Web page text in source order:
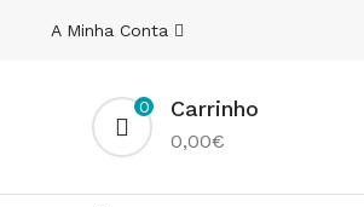
A Minha Conta
0 Carrinho
0,00€